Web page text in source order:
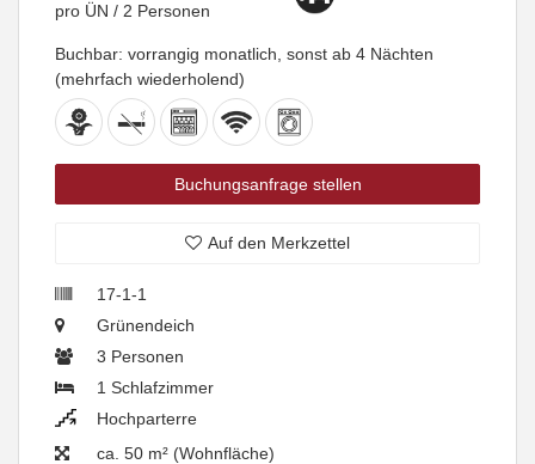
pro ÜN / 2 Personen
Buchbar: vorrangig monatlich, sonst ab 4 Nächten
(mehrfach wiederholend)
Buchungsanfrage stellen
Auf den Merkzettel
17-1-1
Grünendeich
3 Personen
1 Schlafzimmer
Hochparterre
ca. 50 m² (Wohnfläche)